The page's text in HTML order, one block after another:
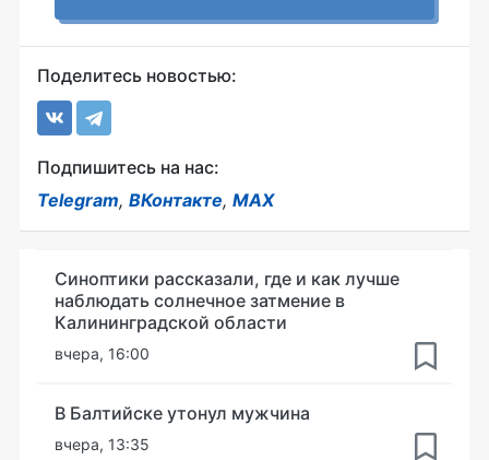
Поделитесь новостью:
Подпишитесь на нас:
Telegram, ВКонтакте, MAX
Синоптики рассказали, где и как лучше
наблюдать солнечное затмение в
Калининградской области
вчера, 16:00
В Балтийске утонул мужчина
вчера, 13:35